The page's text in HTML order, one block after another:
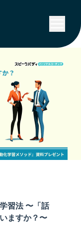
習法 〜「話
ますか？〜